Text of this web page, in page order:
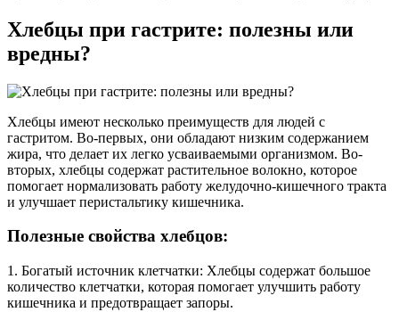
Хлебцы при гастрите: полезны или
вредны?
Хлебцы имеют несколько преимуществ для людей с
гастритом. Во-первых, они обладают низким содержанием
жира, что делает их легко усваиваемыми организмом. Во-
вторых, хлебцы содержат растительное волокно, которое
помогает нормализовать работу желудочно-кишечного тракта
и улучшает перистальтику кишечника.
Полезные свойства хлебцов:
1. Богатый источник клетчатки: Хлебцы содержат большое
количество клетчатки, которая помогает улучшить работу
кишечника и предотвращает запоры.